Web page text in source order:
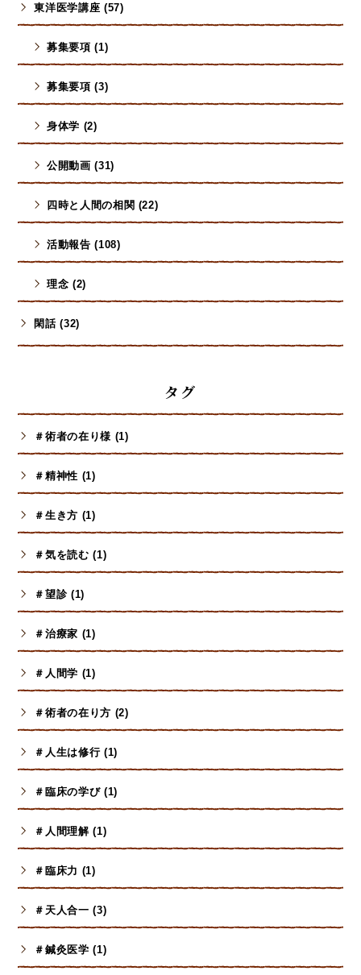
東洋医学講座 (57)
募集要項 (1)
募集要項 (3)
身体学 (2)
公開動画 (31)
四時と人間の相関 (22)
活動報告 (108)
理念 (2)
閑話 (32)
タグ
＃術者の在り様 (1)
＃精神性 (1)
＃生き方 (1)
＃気を読む (1)
＃望診 (1)
＃治療家 (1)
＃人間学 (1)
＃術者の在り方 (2)
＃人生は修行 (1)
＃臨床の学び (1)
＃人間理解 (1)
＃臨床力 (1)
＃天人合一 (3)
＃鍼灸医学 (1)